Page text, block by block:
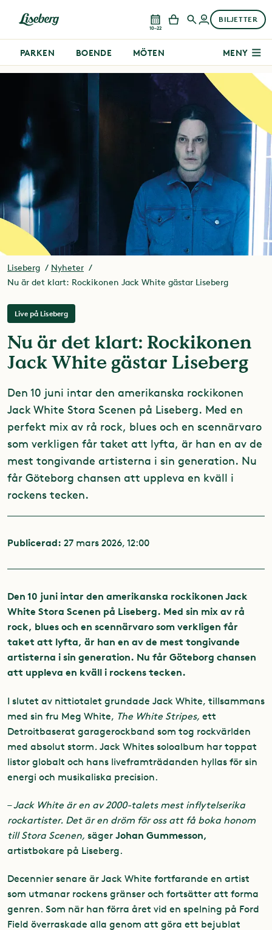
10–22
BILJETTER
PARKEN BOENDE MÖTEN MENY
Liseberg
Nyheter
Nu är det klart: Rockikonen Jack White gästar Liseberg
Live på Liseberg
Nu är det klart: Rockikonen
Jack White gästar Liseberg
Den 10 juni intar den amerikanska rockikonen
Jack White Stora Scenen på Liseberg. Med en
perfekt mix av rå rock, blues och en scennärvaro
som verkligen får taket att lyfta, är han en av de
mest tongivande artisterna i sin generation. Nu
får Göteborg chansen att uppleva en kväll i
rockens tecken.
Publicerad: 27 mars 2026, 12:00
Den 10 juni intar den amerikanska rockikonen Jack
White Stora Scenen på Liseberg. Med sin mix av rå
rock, blues och en scennärvaro som verkligen får
taket att lyfta, är han en av de mest tongivande
artisterna i sin generation. Nu får Göteborg chansen
att uppleva en kväll i rockens tecken.
I slutet av nittiotalet grundade Jack White, tillsammans
med sin fru Meg White, The White Stripes, ett
Detroitbaserat garagerockband som tog rockvärlden
med absolut storm. Jack Whites soloalbum har toppat
listor globalt och hans liveframträdanden hyllas för sin
energi och musikaliska precision.
–Jack White är en av 2000-talets mest inflytelserika
rockartister. Det är en dröm för oss att få boka honom
till Stora Scenen, säger Johan Gummesson,
artistbokare på Liseberg.
Decennier senare är Jack White fortfarande en artist
som utmanar rockens gränser och fortsätter att forma
genren. Som när han förra året vid en spelning på Ford
Field överraskade alla genom att göra ett bejublat